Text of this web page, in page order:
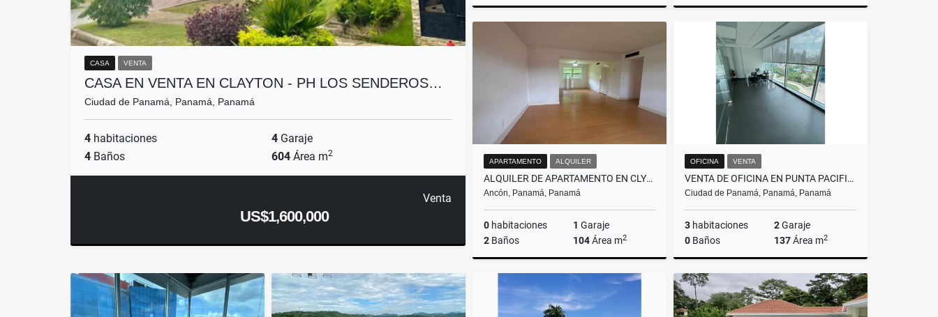
CASA VENTA
CASA EN VENTA EN CLAYTON - PH LOS SENDEROS…
Ciudad de Panamá, Panamá, Panamá
4 habitaciones 4 Garaje
4 Baños 604 Área m2
Venta
US$1,600,000
US$400,000
APARTAMENTO ALQUILER
ALQUILER DE APARTAMENTO EN CLYTON
Ancón, Panamá, Panamá
0 habitaciones 1 Garaje
2 Baños 104Área m2
Alquiler
US$800
OFICINA VENTA
VENTA DE OFICINA EN PUNTA PACIFICA - OCEANIA BUSSINESS PLAZA
Ciudad de Panamá, Panamá, Panamá
3 habitaciones 2Garaje
0 Baños 137Área m2
Venta
US$411,000